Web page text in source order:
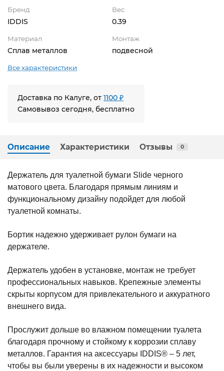
Бренд
IDDIS
Вес
0.39
Материал
Сплав металлов
Монтаж
подвесной
Все характеристики
Доставка по Калуге, от 1100 ₽
Самовывоз сегодня, бесплатно
Описание Характеристики Отзывы 0
Держатель для туалетной бумаги Slide черного
матового цвета. Благодаря прямым линиям и
функциональному дизайну подойдет для любой
туалетной комнаты.
Бортик надежно удерживает рулон бумаги на
держателе.
Держатель удобен в установке, монтаж не требует
профессиональных навыков. Крепежные элементы
скрыты корпусом для привлекательного и аккуратного
внешнего вида.
Прослужит дольше во влажном помещении туалета
благодаря прочному и стойкому к коррозии сплаву
металлов. Гарантия на аксессуары IDDIS® – 5 лет,
чтобы вы были уверены в их надежности и высоком